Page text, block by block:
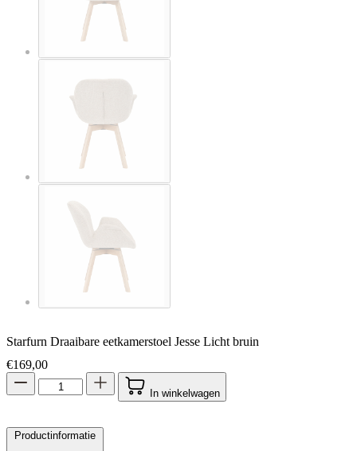
Starfurn Draaibare eetkamerstoel Jesse Licht bruin
€169,00
In winkelwagen
Productinformatie